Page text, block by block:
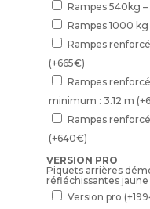
Rampes 540kg
Rampes 1000
Rampes
(+665€)
Rampes
minimum : 3.12 m (+
Rampes
(+640€)
VERSION PRO
Piquets arrières
réfléchissantes jaune
Version pro (+199